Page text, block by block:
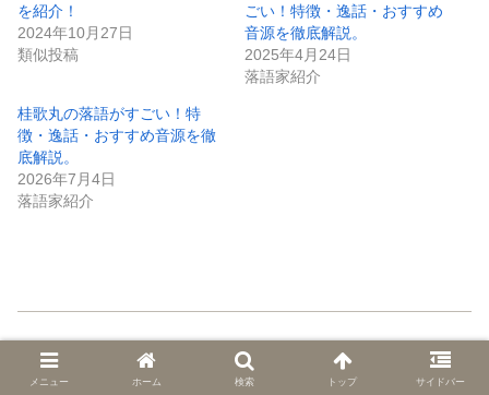
を紹介！
2024年10月27日
類似投稿
ごい！特徴・逸話・おすすめ
音源を徹底解説。
2025年4月24日
落語家紹介
桂歌丸の落語がすごい！特
徴・逸話・おすすめ音源を徹
底解説。
2026年7月4日
落語家紹介
未分類
メニュー ホーム 検索 トップ サイドバー